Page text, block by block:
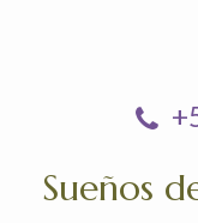
Sueños